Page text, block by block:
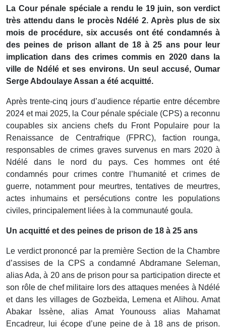
La Cour pénale spéciale a rendu le 19 juin, son verdict
très attendu dans le procès Ndélé 2. Après plus de six
mois de procédure, six accusés ont été condamnés à
des peines de prison allant de 18 à 25 ans pour leur
implication dans des crimes commis en 2020 dans la
ville de Ndélé et ses environs. Un seul accusé, Oumar
Serge Abdoulaye Assan a été acquitté.
Après trente-cinq jours d’audience répartie entre décembre
2024 et mai 2025, la Cour pénale spéciale (CPS) a reconnu
coupables six anciens chefs du Front Populaire pour la
Renaissance de Centrafrique (FPRC), faction rounga,
responsables de crimes graves survenus en mars 2020 à
Ndélé dans le nord du pays. Ces hommes ont été
condamnés pour crimes contre l’humanité et crimes de
guerre, notamment pour meurtres, tentatives de meurtres,
actes inhumains et persécutions contre les populations
civiles, principalement liées à la communauté goula.
Un acquitté et des peines de prison de 18 à 25 ans
Le verdict prononcé par la première Section de la Chambre
d’assises de la CPS a condamné Abdramane Seleman,
alias Ada, à 20 ans de prison pour sa participation directe et
son rôle de chef militaire lors des attaques menées à Ndélé
et dans les villages de Gozbeïda, Lemena et Alihou. Amat
Abakar Issène, alias Amat Younouss alias Mahamat
Encadreur, lui écope d’une peine de à 18 ans de prison.